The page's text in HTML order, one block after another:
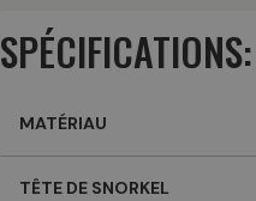
SPÉCIFICATIONS:
MATÉRIAU
TÊTE DE SNORKEL